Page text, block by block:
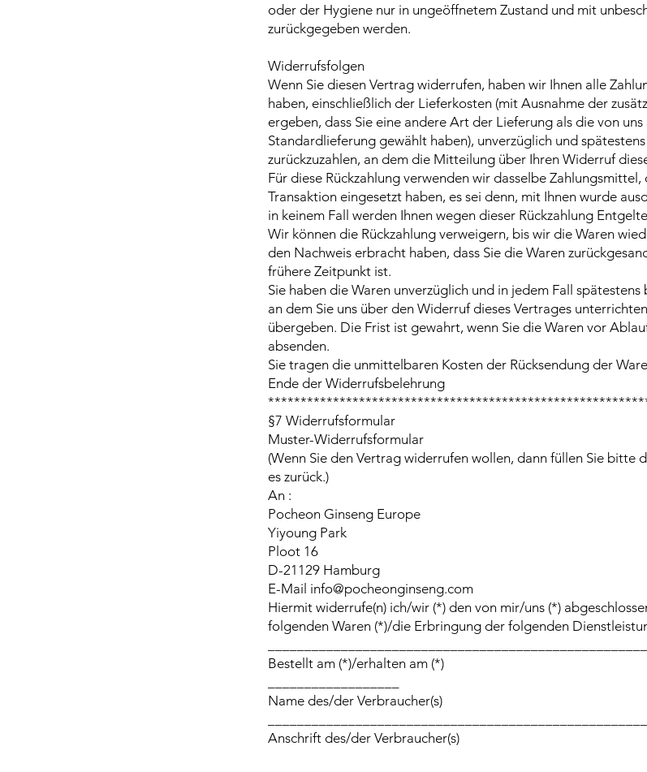
oder der Hygiene nur in ungeöffnetem Zustand und mit
zurückgegeben werden.
Widerrufsfolgen
Wenn Sie diesen Vertrag widerrufen, haben wir Ihnen alle
haben, einschließlich der Lieferkosten (mit Ausnahme der
ergeben, dass Sie eine andere Art der Lieferung als die von
Standardlieferung gewählt haben), unverzüglich und
zurückzuzahlen, an dem die Mitteilung über Ihren Widerruf
Für diese Rückzahlung verwenden wir dasselbe
Transaktion eingesetzt haben, es sei denn, mit Ihnen wurde
in keinem Fall werden Ihnen wegen dieser Rückzahlung
Wir können die Rückzahlung verweigern, bis wir die Waren
den Nachweis erbracht haben, dass Sie die Waren
frühere Zeitpunkt ist.
Sie haben die Waren unverzüglich und in jedem Fall spätestens
an dem Sie uns über den Widerruf dieses Vertrages
übergeben. Die Frist ist gewahrt, wenn Sie die Waren vor
absenden.
Sie tragen die unmittelbaren Kosten der Rücksendung der
Ende der Widerrufsbelehrung
§7 Widerrufsformular
Muster-Widerrufsformular
(Wenn Sie den Vertrag widerrufen wollen, dann füllen Sie bitte
es zurück.)
An :
Pocheon Ginseng Europe
Yiyoung Park
Ploot 16
D-21129 Hamburg
E-Mail info@pocheonginseng.com
Hiermit widerrufe(n) ich/wir (*) den von mir/uns (*)
folgenden Waren (*)/die Erbringung der folgenden
Bestellt am (*)/erhalten am (*)
Name des/der Verbraucher(s)
Anschrift des/der Verbraucher(s)